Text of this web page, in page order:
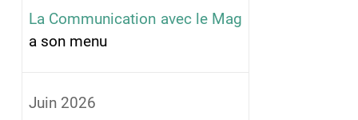
La Communication avec le Mag
a son menu
Juin 2026